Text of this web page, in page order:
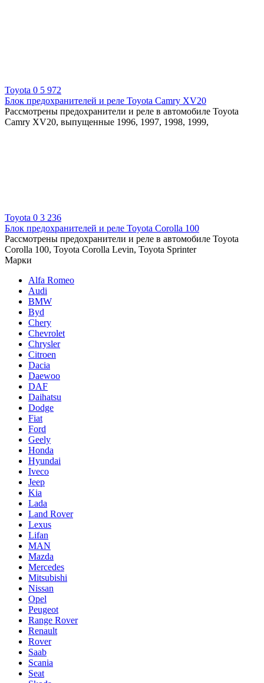
Toyota 0 5 972
Блок предохранителей и реле Toyota Camry XV20
Рассмотрены предохранители и реле в автомобиле Toyota
Camry XV20, выпущенные 1996, 1997, 1998, 1999,
Toyota 0 3 236
Блок предохранителей и реле Toyota Corolla 100
Рассмотрены предохранители и реле в автомобиле Toyota
Corolla 100, Toyota Corolla Levin, Toyota Sprinter
Марки
Alfa Romeo
Audi
BMW
Byd
Chery
Chevrolet
Chrysler
Citroen
Dacia
Daewoo
DAF
Daihatsu
Dodge
Fiat
Ford
Geely
Honda
Hyundai
Iveco
Jeep
Kia
Lada
Land Rover
Lexus
Lifan
MAN
Mazda
Mercedes
Mitsubishi
Nissan
Opel
Peugeot
Range Rover
Renault
Rover
Saab
Scania
Seat